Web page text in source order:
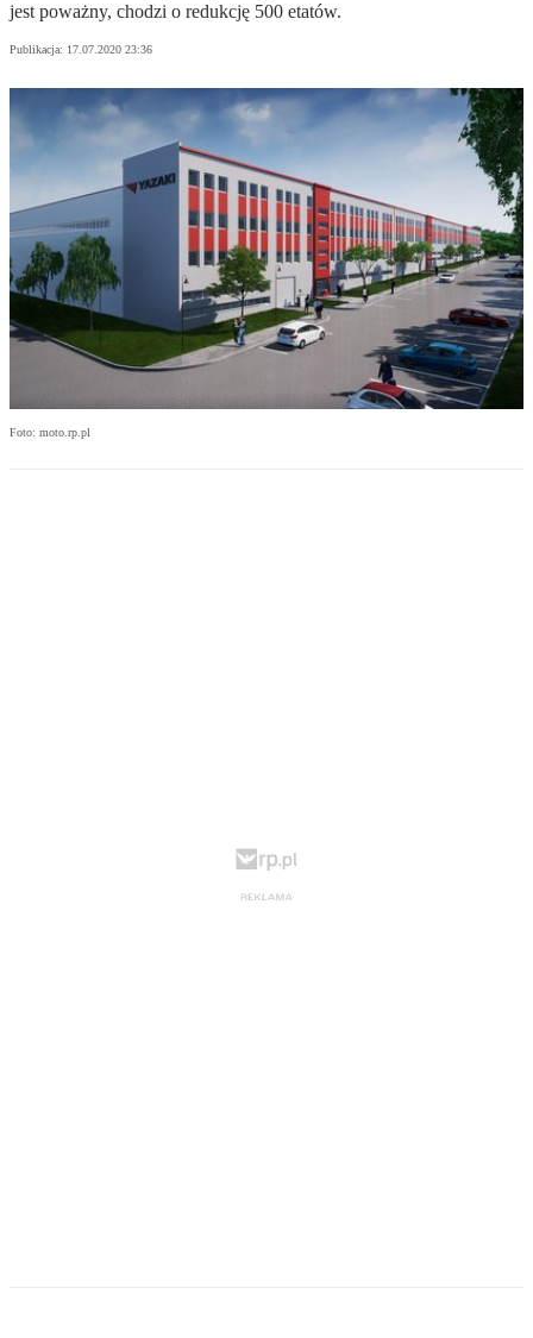
jest poważny, chodzi o redukcję 500 etatów.
Publikacja: 17.07.2020 23:36
Foto: moto.rp.pl